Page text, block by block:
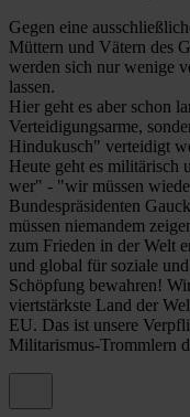
Gegen eine
Müttern und Vätern des
werden sich nur wenige
lassen.
Hier geht es aber schon
Verteidigungsarme,
Hindukusch" verteidigt
Heute geht es militärisch
wer" - "wir müssen
Bundespräsidenten
müssen niemandem
zum Frieden in der Welt
und global für soziale
Schöpfung bewahren!
viertstärkste Land der
EU. Das ist unsere
Militarismus-Trommlern